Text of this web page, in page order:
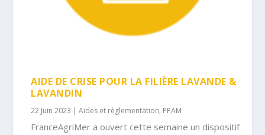
AIDE DE CRISE POUR LA FILIÈRE LAVANDE &
LAVANDIN
22 Juin 2023 |Aides et règlementation, PPAM
FranceAgriMer a ouvert cette semaine un dispositif